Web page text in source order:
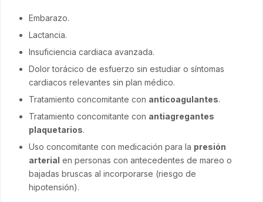
Embarazo.
Lactancia.
Insuficiencia cardiaca avanzada.
Dolor torácico de esfuerzo sin estudiar o síntomas
cardiacos relevantes sin plan médico.
Tratamiento concomitante con anticoagulantes.
Tratamiento concomitante con antiagregantes
plaquetarios.
Uso concomitante con medicación para la presión
arterial en personas con antecedentes de mareo o
bajadas bruscas al incorporarse (riesgo de
hipotensión).